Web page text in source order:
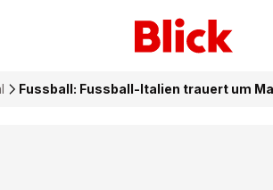
Fussball: Fussball-Italien trauert um